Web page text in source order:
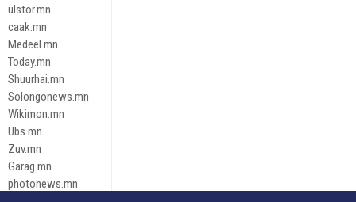
ulstor.mn
caak.mn
Medeel.mn
Today.mn
Shuurhai.mn
Solongonews.mn
Wikimon.mn
Ubs.mn
Zuv.mn
Garag.mn
photonews.mn